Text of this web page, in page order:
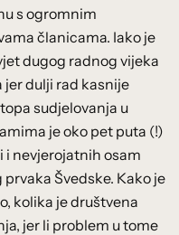
s ogromnim
članicama. Iako je
dugog radnog vijeka
jer dulji rad kasnije
sudjelovanja u
je oko pet puta (!)
i nevjerojatnih osam
Švedske. Kako je
kolika je društvena
jer li problem u tome